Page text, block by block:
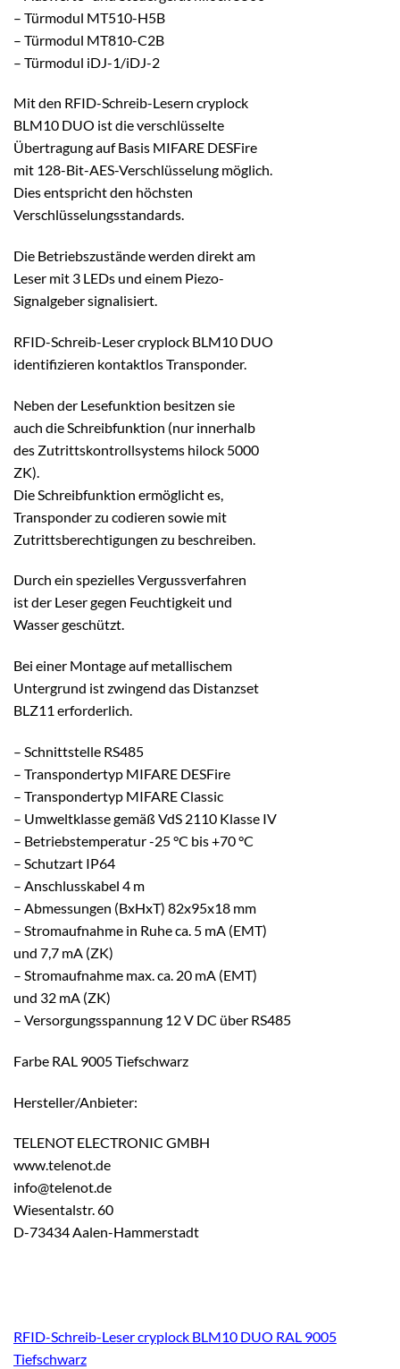
– Türmodul MT510-H5B
– Türmodul MT810-C2B
– Türmodul iDJ-1/iDJ-2
Mit den RFID-Schreib-Lesern cryplock
BLM10 DUO ist die verschlüsselte
Übertragung auf Basis MIFARE DESFire
mit 128-Bit-AES-Verschlüsselung möglich.
Dies entspricht den höchsten
Verschlüsselungsstandards.
Die Betriebszustände werden direkt am
Leser mit 3 LEDs und einem Piezo-
Signalgeber signalisiert.
RFID-Schreib-Leser cryplock BLM10 DUO
identifizieren kontaktlos Transponder.
Neben der Lesefunktion besitzen sie
auch die Schreibfunktion (nur innerhalb
des Zutrittskontrollsystems hilock 5000
ZK).
Die Schreibfunktion ermöglicht es,
Transponder zu codieren sowie mit
Zutrittsberechtigungen zu beschreiben.
Durch ein spezielles Vergussverfahren
ist der Leser gegen Feuchtigkeit und
Wasser geschützt.
Bei einer Montage auf metallischem
Untergrund ist zwingend das Distanzset
BLZ11 erforderlich.
– Schnittstelle RS485
– Transpondertyp MIFARE DESFire
– Transpondertyp MIFARE Classic
– Umweltklasse gemäß VdS 2110 Klasse IV
– Betriebstemperatur -25 °C bis +70 °C
– Schutzart IP64
– Anschlusskabel 4 m
– Abmessungen (BxHxT) 82x95x18 mm
– Stromaufnahme in Ruhe ca. 5 mA (EMT)
und 7,7 mA (ZK)
– Stromaufnahme max. ca. 20 mA (EMT)
und 32 mA (ZK)
– Versorgungsspannung 12 V DC über RS485
Farbe RAL 9005 Tiefschwarz
Hersteller/Anbieter:
TELENOT ELECTRONIC GMBH
www.telenot.de
info@telenot.de
Wiesentalstr. 60
D-73434 Aalen-Hammerstadt
RFID-Schreib-Leser cryplock BLM10 DUO RAL 9005
Tiefschwarz